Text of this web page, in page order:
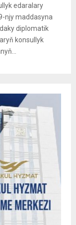
edaralary
njy maddasyna
diplomatik
konsullyk